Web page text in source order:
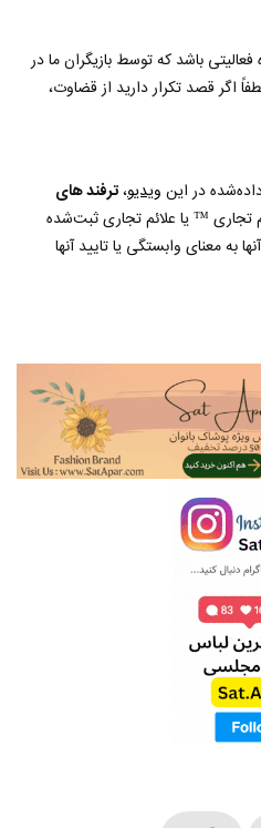
باشد که توسط بازیگران ما در
اگر قصد تکرار دارید از قضاوت،
در این ویدیو،ترفند های
تجاری ™ یا علائم تجاری ثبت‌شده
به معنای وابستگی یا تایید آنها